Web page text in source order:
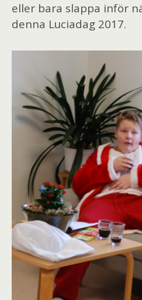
eller bara slappa inför
denna Luciadag 2017.